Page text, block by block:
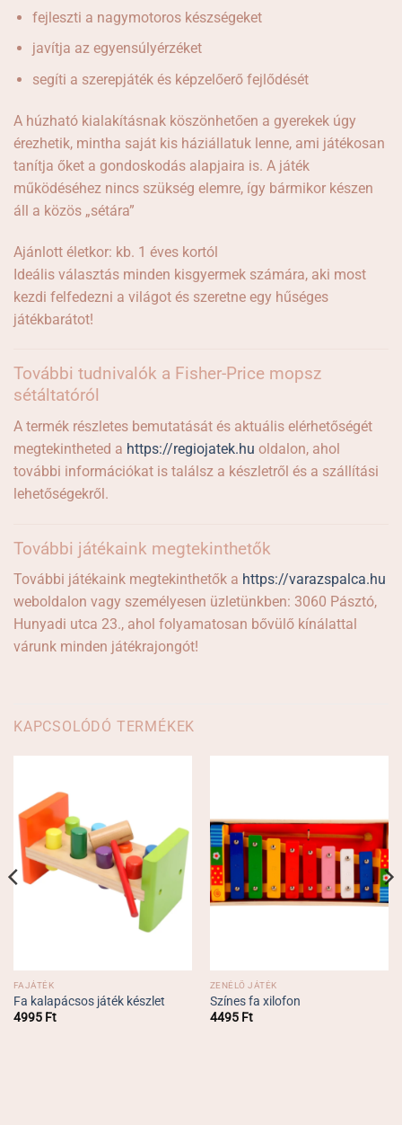
fejleszti a nagymotoros készségeket
javítja az egyensúlyérzéket
segíti a szerepjáték és képzelőerő fejlődését
A húzható kialakításnak köszönhetően a gyerekek úgy
érezhetik, mintha saját kis háziállatuk lenne, ami játékosan
tanítja őket a gondoskodás alapjaira is. A játék
működéséhez nincs szükség elemre, így bármikor készen
áll a közös „sétára”
Ajánlott életkor: kb. 1 éves kortól
Ideális választás minden kisgyermek számára, aki most
kezdi felfedezni a világot és szeretne egy hűséges
játékbarátot!
További tudnivalók a Fisher-Price mopsz
sétáltatóról
A termék részletes bemutatását és aktuális elérhetőségét
megtekintheted a https://regiojatek.hu oldalon, ahol
további információkat is találsz a készletről és a szállítási
lehetőségekről.
További játékaink megtekinthetők
További játékaink megtekinthetők a https://varazspalca.hu
weboldalon vagy személyesen üzletünkben: 3060 Pásztó,
Hunyadi utca 23., ahol folyamatosan bővülő kínálattal
várunk minden játékrajongót!
KAPCSOLÓDÓ TERMÉKEK
FAJÁTÉK
Fa kalapácsos játék készlet
4995 Ft
ZENÉLŐ JÁTÉK
Színes fa xilofon
4495 Ft